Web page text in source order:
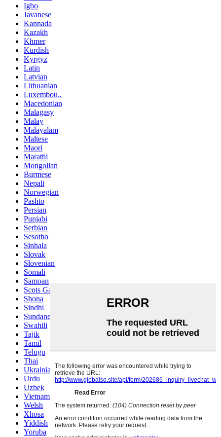
Igbo
Javanese
Kannada
Kazakh
Khmer
Kurdish
Kyrgyz
Latin
Latvian
Lithuanian
Luxembou..
Macedonian
Malagasy
Malay
Malayalam
Maltese
Maori
Marathi
Mongolian
Burmese
Nepali
Norwegian
Pashto
Persian
Punjabi
Serbian
Sesotho
Sinhala
Slovak
Slovenian
Somali
Samoan
Scots Gaelic
Shona
Sindhi
Sundanese
Swahili
Tajik
Tamil
Telugu
Thai
Ukrainian
Urdu
Uzbek
Vietnamese
Welsh
Xhosa
Yiddish
Yoruba